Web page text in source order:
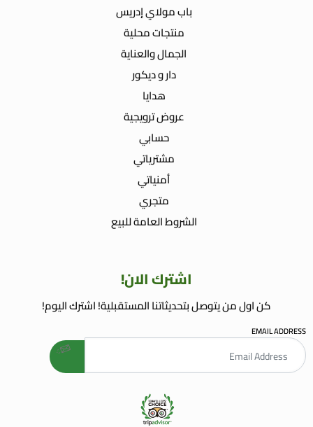
باب مولاي إدريس
منتجات محلية
الجمال والعناية
دار و ديكور
هدايا
عروض ترويجية
حسابي
مشترياتي
أمنياتي
متجري
الشروط العامة للبيع
اشترك الان!
كن اول من يتوصل بتحديثاتنا المستقبلية! اشترك اليوم!
EMAIL ADDRESS
welcome gift